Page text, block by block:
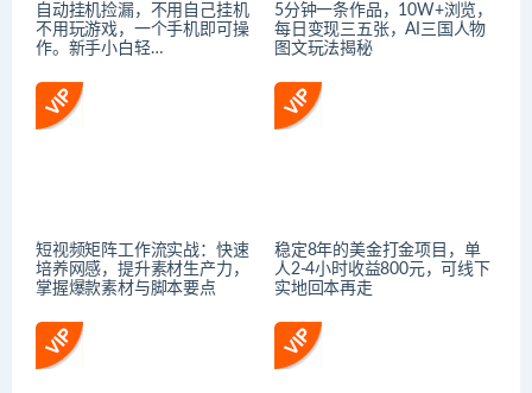
自动挂机捡漏，不用自己挂机
不用玩游戏，一个手机即可操
作。新手小白轻…
5分钟一条作品，10W+浏览，
每日变现三五张，AI三国人物
图文玩法揭秘
短视频矩阵工作流实战：快速
培养网感，提升素材生产力，
掌握爆款素材与脚本要点
稳定8年的美金打金项目，单
人2-4小时收益800元，可线下
实地回本再走